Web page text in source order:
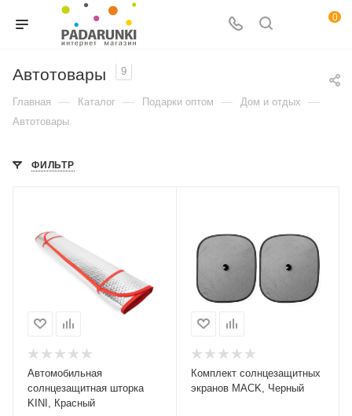
0
Автотовары 9
Главная — Каталог — Подарки оптом — Дом и отдых —
Автотовары
ФИЛЬТР
Автомобильная
солнцезащитная шторка
KINI, Красный
Комплект солнцезащитных
экранов MACK, Черный